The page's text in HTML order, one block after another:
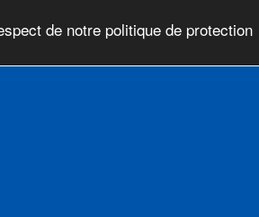
de notre politique de protection